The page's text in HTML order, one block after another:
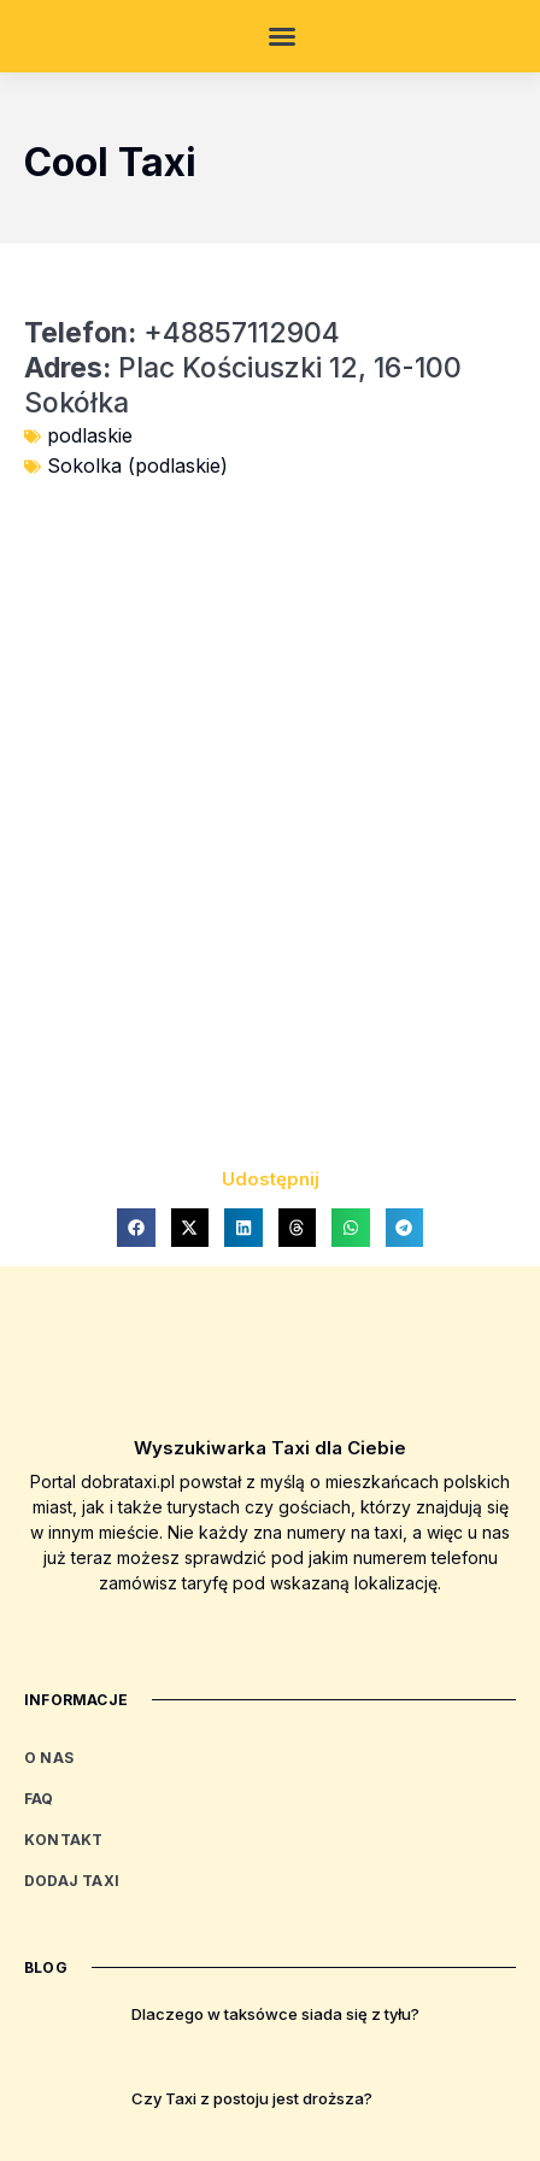
Cool Taxi
Telefon: +48857112904
Adres: Plac Kościuszki 12, 16-100
Sokółka
podlaskie
Sokolka (podlaskie)
Udostępnij
Wyszukiwarka Taxi dla Ciebie
Portal dobrataxi.pl powstał z myślą o mieszkańcach polskich
miast, jak i także turystach czy gościach, którzy znajdują się
w innym mieście. Nie każdy zna numery na taxi, a więc u nas
już teraz możesz sprawdzić pod jakim numerem telefonu
zamówisz taryfę pod wskazaną lokalizację.
INFORMACJE
O NAS
FAQ
KONTAKT
DODAJ TAXI
BLOG
Dlaczego w taksówce siada się z tyłu?
Czy Taxi z postoju jest droższa?